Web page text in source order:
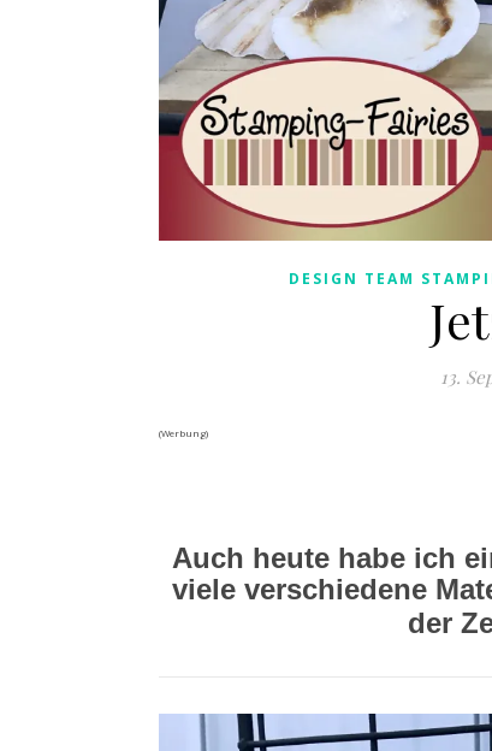
DESIGN TEAM
13.
(Werbung)
Auch heute habe ich
viele verschiedene
der